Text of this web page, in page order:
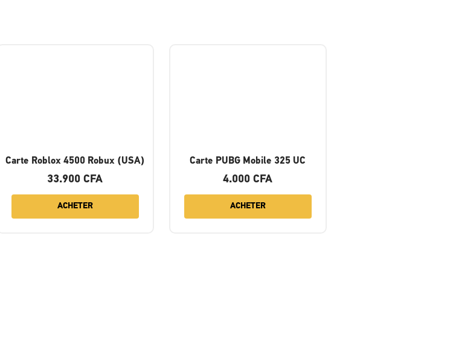
Carte Roblox 4500 Robux (USA)
33.900CFA
ACHETER
Carte PUBG Mobile 325 UC
4.000CFA
ACHETER